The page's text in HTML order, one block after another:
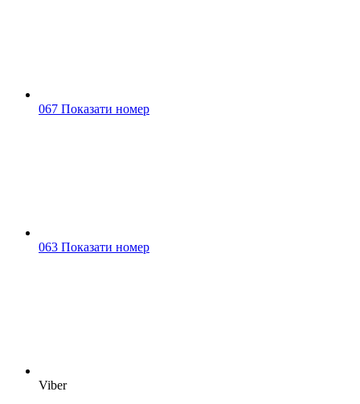
067 Показати номер
063 Показати номер
Viber